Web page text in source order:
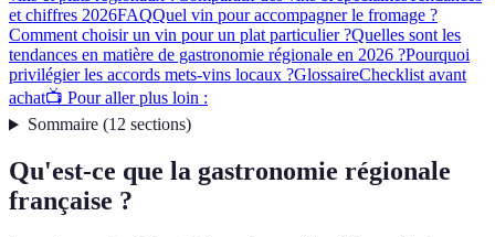
et chiffres 2026FAQQuel vin pour accompagner le fromage ?
Comment choisir un vin pour un plat particulier ?Quelles sont les
tendances en matière de gastronomie régionale en 2026 ?Pourquoi
privilégier les accords mets-vins locaux ?GlossaireChecklist avant
achat📺 Pour aller plus loin :
Sommaire(12 sections)
Qu'est-ce que la gastronomie régionale
française ?